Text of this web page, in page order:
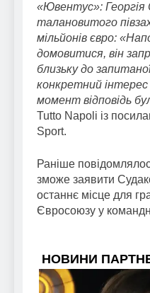
«Ювентус»: Георгія
талановитого
мільйонів євро:
домовитися, він
близьку до
конкретний
момент відповідь
Tutto Napoli із
Sport.
Раніше
зможе заявити
останнє місце для
Євросоюзу у